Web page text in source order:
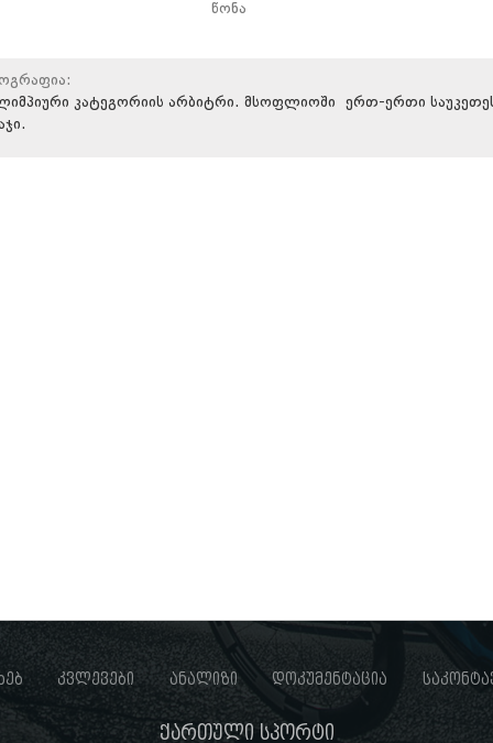
წონა
კატეგორიის არბიტრი. მსოფლიოში ერთ-ერთი
კვლევები ანალიზი დოკუმენტაცია
ქართული სპორტი